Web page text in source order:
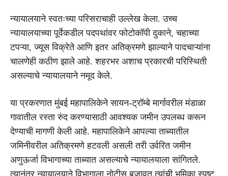
न्यायालयाने स्वतःच्या परिसराचाही उल्लेख केला. उच्च
न्यायालयाच्या पूर्वेकडील पदपथांवर फोटोकॉपी दुकाने, चहाच्या
टपऱ्या, ज्यूस विक्रेते आणि इतर अतिक्रमणे झाल्याने पादचाऱ्यांना
चालणेही कठीण झाले आहे. शहरभर अशाच प्रकारची परिस्थिती
असल्याचे न्यायालयाने नमूद केले.
या प्रकरणात मुंबई महापालिकेने सायन-ट्रॉम्बे मार्गावरील मंडाळा
गावातील रस्ता रुंद करण्यासाठी आवश्यक जमीन उपलब्ध करून
देण्याची मागणी केली आहे. महापालिकेने आपल्या ताब्यातील
जमिनीवरील अतिक्रमणे हटवली असली तरी उर्वरित जमीन
अणुऊर्जा विभागाच्या ताब्यात असल्याचे न्यायालयाला सांगितले.
त्यानंतर न्यायालयाने विभागाला नोटीस बजावत त्यांची भूमिका स्पष्ट